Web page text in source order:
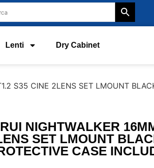
Lenti Dry Cabinet
S35 CINE 2LENS SET LMOUNT
NIGHTWALKER
SET LMOUNT
CASE